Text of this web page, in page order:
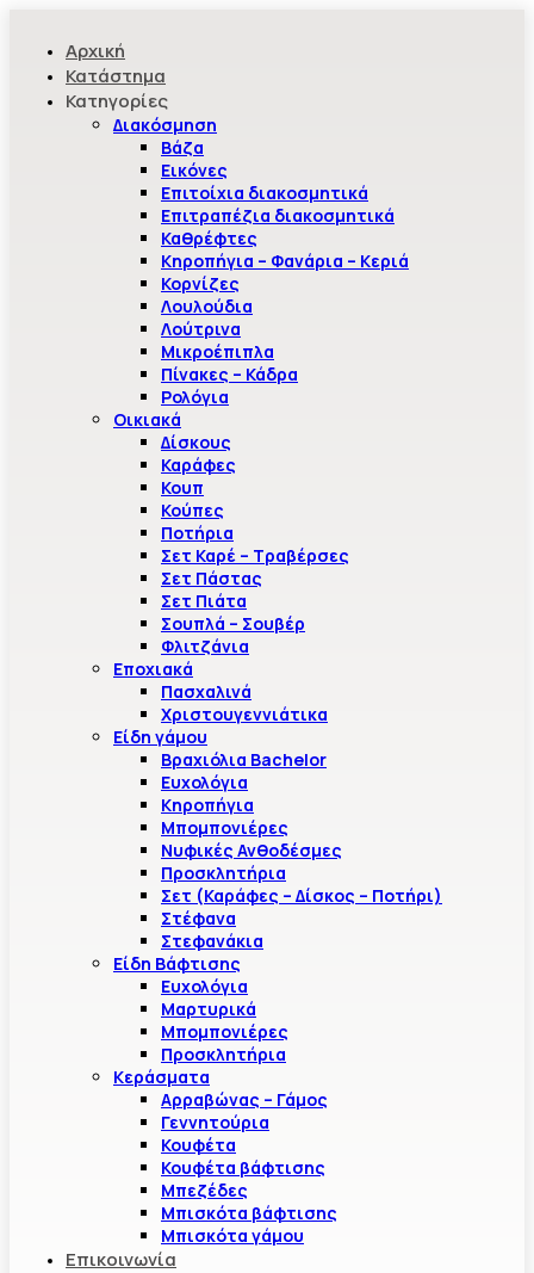
Αρχική
Κατάστημα
Κατηγορίες
Διακόσμηση
Βάζα
Εικόνες
Επιτοίχια διακοσμητικά
Επιτραπέζια διακοσμητικά
Καθρέφτες
Κηροπήγια – Φανάρια – Κεριά
Κορνίζες
Λουλούδια
Λούτρινα
Μικροέπιπλα
Πίνακες – Κάδρα
Ρολόγια
Οικιακά
Δίσκους
Καράφες
Κουπ
Κούπες
Ποτήρια
Σετ Καρέ – Τραβέρσες
Σετ Πάστας
Σετ Πιάτα
Σουπλά – Σουβέρ
Φλιτζάνια
Εποχιακά
Πασχαλινά
Χριστουγεννιάτικα
Είδη γάμου
Βραχιόλια Bachelor
Ευχολόγια
Κηροπήγια
Μπομπονιέρες
Νυφικές Ανθοδέσμες
Προσκλητήρια
Σετ (Καράφες – Δίσκος – Ποτήρι)
Στέφανα
Στεφανάκια
Είδη Βάφτισης
Ευχολόγια
Μαρτυρικά
Μπομπονιέρες
Προσκλητήρια
Κεράσματα
Αρραβώνας – Γάμος
Γεννητούρια
Κουφέτα
Κουφέτα βάφτισης
Μπεζέδες
Μπισκότα βάφτισης
Μπισκότα γάμου
Επικοινωνία